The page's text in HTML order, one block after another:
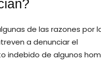
de las razones por
a denunciar el
indebido de algunos